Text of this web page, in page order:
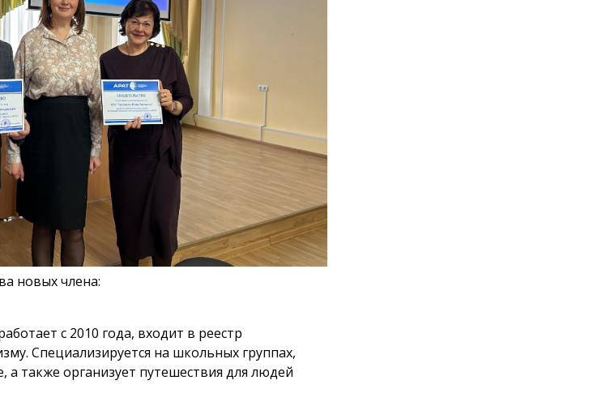
новых члена:
с 2010 года, входит в реестр
Специализируется на школьных группах,
также организует путешествия для людей